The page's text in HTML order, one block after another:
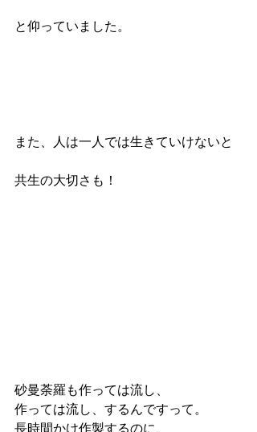
と仰っていました。
また、人は一人では生きていけないと
共生の大切さも！
砂曼荼羅も作っては流し、
作っては流し、するんですって。
長時間かけ作製するのに、